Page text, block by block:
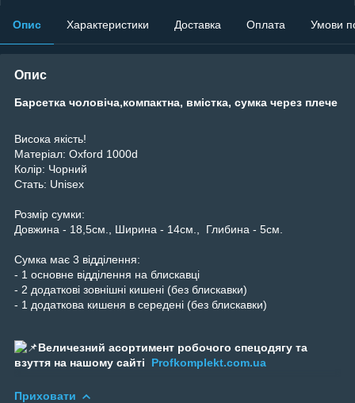
Опис Характеристики Доставка Оплата Умови
Опис
Барсетка чоловіча,компактна, вмістка, сумка через плече
Висока якість!
Матеріал: Oxford 1000d
Колір: Чорний
Стать: Unisex
Розмір сумки:
Довжина - 18,5см., Ширина - 14см., Глибина - 5см.
Сумка має 3 відділення:
- 1 основне відділення на блискавці
- 2 додаткові зовнішні кишені (без блискавки)
- 1 додаткова кишеня в середені (без блискавки)
Величезний асортимент робочого спецодягу та
взуття на нашому сайті Profkomplekt.com.ua
Приховати